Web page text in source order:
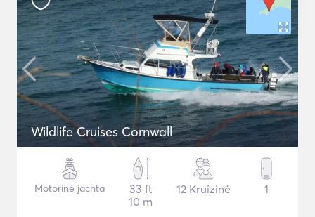
Wildlife Cruises Cornwall
Motorinė jachta
33 ft
10 m
12 Kruizinė 1